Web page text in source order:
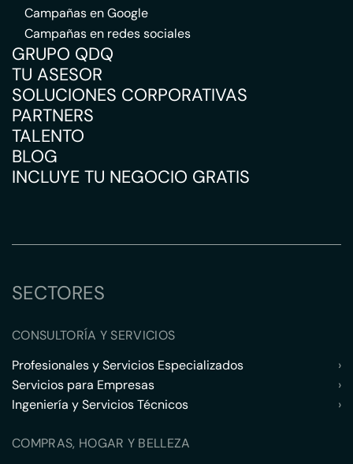
Campañas en Google
Campañas en redes sociales
GRUPO QDQ
TU ASESOR
SOLUCIONES CORPORATIVAS
PARTNERS
TALENTO
BLOG
INCLUYE TU NEGOCIO GRATIS
SECTORES
CONSULTORÍA Y SERVICIOS
Profesionales y Servicios Especializados
›
Servicios para Empresas
›
Ingeniería y Servicios Técnicos
›
COMPRAS, HOGAR Y BELLEZA